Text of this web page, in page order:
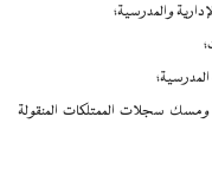
والمدرسية؛
سجلات الممتلكات المنقولة